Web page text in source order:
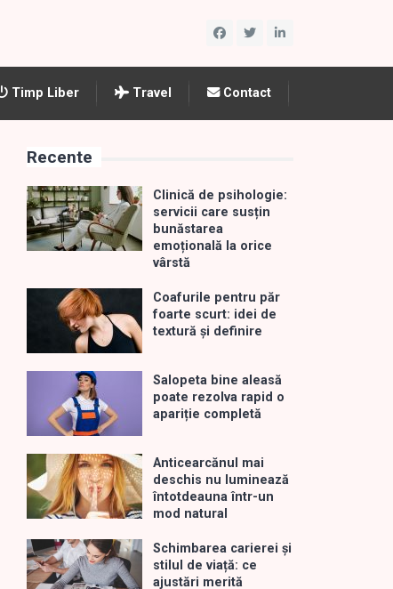
Timp Liber Travel Contact
Recente
Clinică de psihologie:
servicii care susțin
bunăstarea
emoțională la orice
vârstă
Coafurile pentru păr
foarte scurt: idei de
textură și definire
Salopeta bine aleasă
poate rezolva rapid o
apariție completă
Anticearcănul mai
deschis nu luminează
întotdeauna într-un
mod natural
Schimbarea carierei și
stilul de viață: ce
ajustări merită